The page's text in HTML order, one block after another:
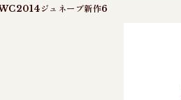
ジュネーブ新作6